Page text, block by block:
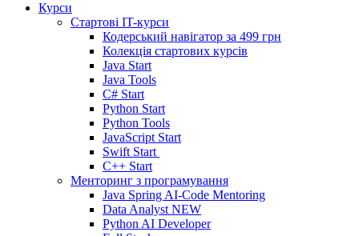
Курси
Стартові IT-курси
Кодерський навігатор за 499 грн
Колекція стартових курсів
Java Start
Java Tools
C# Start
Python Start
Python Tools
JavaScript Start
Swift Start
C++ Start
Менторинг з програмування
Java Spring AI-Code Mentoring
Data Analyst NEW
Python AI Developer